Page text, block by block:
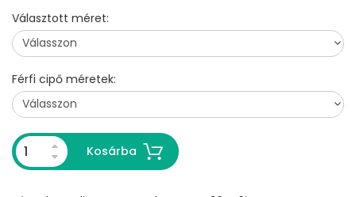
Választott méret:
Férfi cipő méretek:
Kosárba